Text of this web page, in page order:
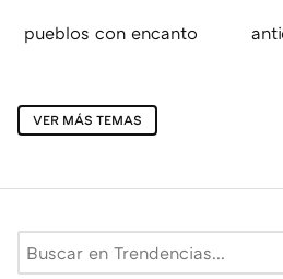
pueblos con encanto
VER MÁS TEMAS